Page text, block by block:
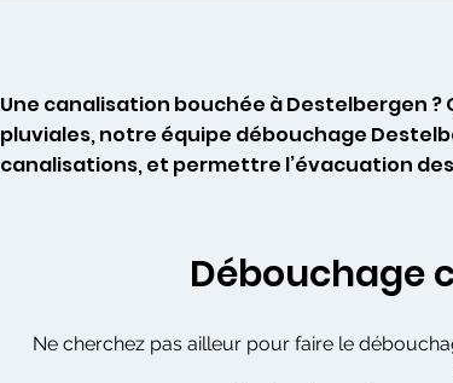
Une canalisation bouchée à Destelbergen
pluviales, notre équipe débouchage
canalisations, et permettre l’évacuation
Débouchage
Ne cherchez pas ailleur pour faire le